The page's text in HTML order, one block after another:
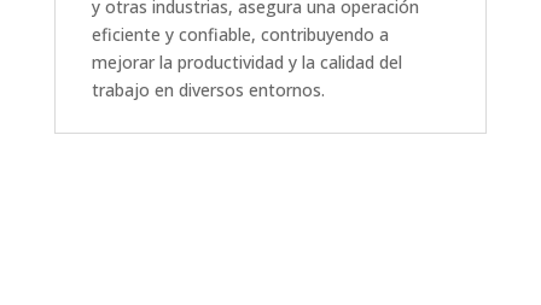
y otras industrias, asegura una operación
eficiente y confiable, contribuyendo a
mejorar la productividad y la calidad del
trabajo en diversos entornos.